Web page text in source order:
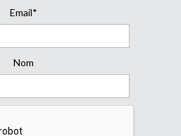
Email*
Nom